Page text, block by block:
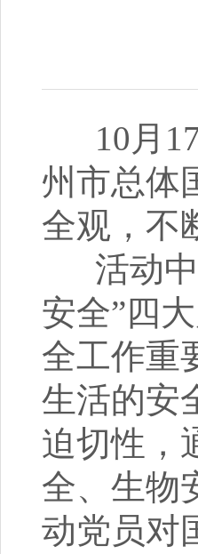
10月17
州市总体
全观，不
活动中
安全”四
全工作重
生活的安
迫切性，
全、生物
动党员对